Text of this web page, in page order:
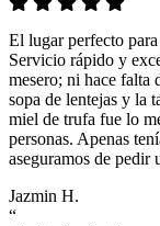
El lugar perfecto
Servicio rápido y
mesero; ni hace falta
sopa de lentejas y la
miel de trufa fue lo
personas. Apenas
aseguramos de pedir
Jazmin H.
“